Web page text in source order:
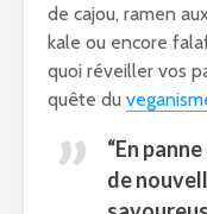
de cajou, ramen
kale ou encore
quoi réveiller vos
quête du
“En
de